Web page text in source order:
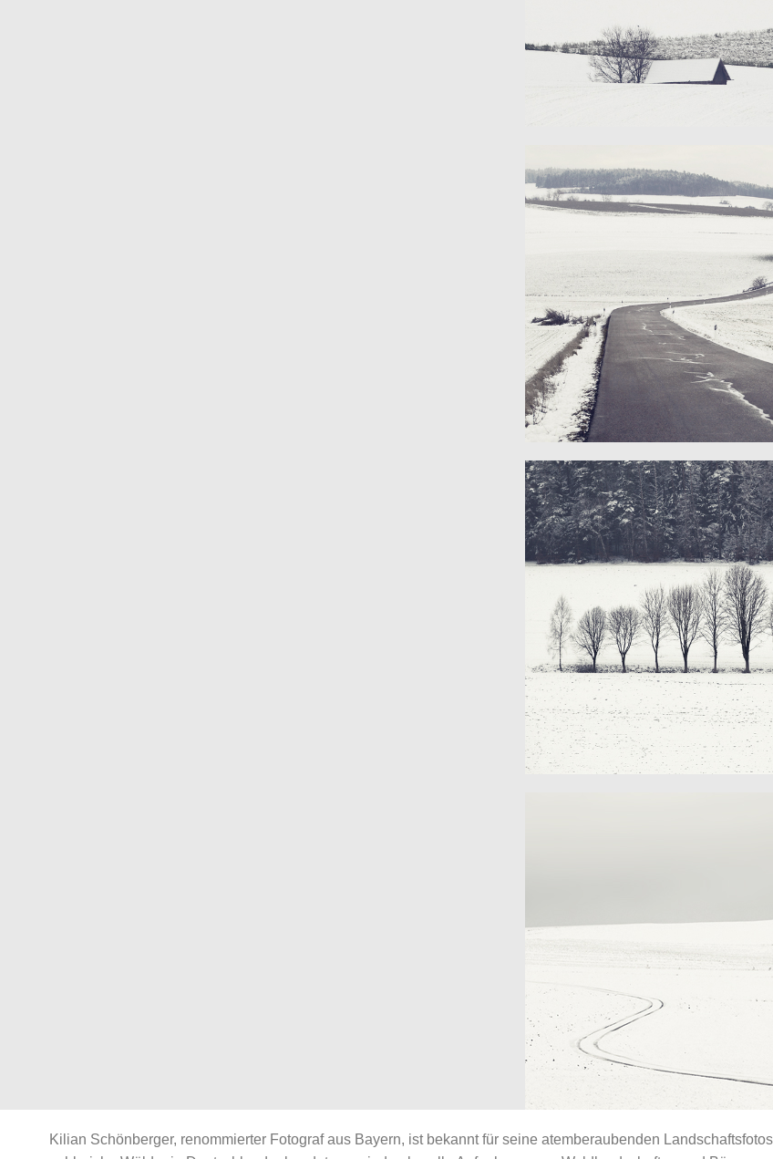
Kilian Schönberger, renommierter Fotograf aus Bayern, ist bekannt für seine atemberaubenden